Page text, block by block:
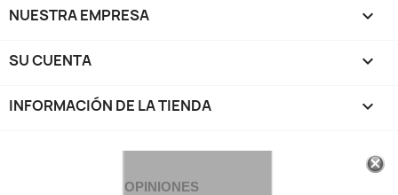
NUESTRA EMPRESA 
SU CUENTA 
INFORMACIÓN DE LA TIENDA keyboard_arrow_down
OPINIONES